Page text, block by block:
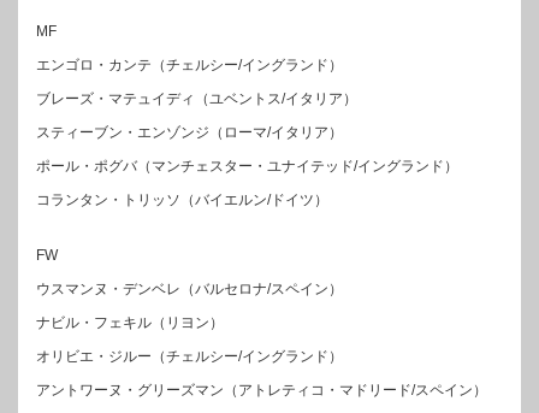
MF
エンゴロ・カンテ（チェルシー/イングランド）
ブレーズ・マテュイディ（ユベントス/イタリア）
スティーブン・エンゾンジ（ローマ/イタリア）
ポール・ポグバ（マンチェスター・ユナイテッド/イングランド）
コランタン・トリッソ（バイエルン/ドイツ）
FW
ウスマンヌ・デンベレ（バルセロナ/スペイン）
ナビル・フェキル（リヨン）
オリビエ・ジルー（チェルシー/イングランド）
アントワーヌ・グリーズマン（アトレティコ・マドリード/スペイン）